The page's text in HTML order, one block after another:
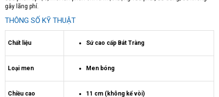
gây lãng phí.
THÔNG SỐ KỸ THUẬT
Chất liệu Sứ cao cấp Bát Tràng
Loại men Men bóng
Chiều cao 11 cm (không kể vòi)